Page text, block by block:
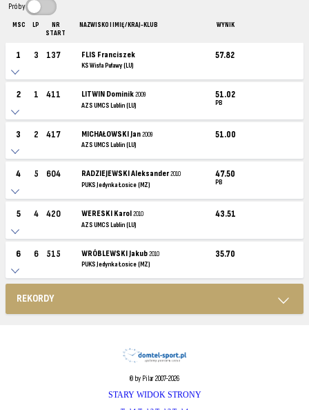
Próby
MSC LP
NR
START
NAZWISKO I IMIĘ / KRAJ-KLUB WYNIK
1 3 137 FLIS Franciszek
KS Wisła Puławy (LU)
57.82
2 1 411 LITWIN Dominik2009
AZS UMCS Lublin (LU)
51.02
PB
3 2 417 MICHAŁOWSKI Jan2009
AZS UMCS Lublin (LU)
51.00
4 5 604 RADZIEJEWSKI Aleksander2010
PUKS Jedynka Łosice (MZ)
47.50
PB
5 4 420 WERESKI Karol2010
AZS UMCS Lublin (LU)
43.51
6 6 515 WRÓBLEWSKI Jakub2010
PUKS Jedynka Łosice (MZ)
35.70
REKORDY
© by Pilar 2007-2026
STARY WIDOK STRONY